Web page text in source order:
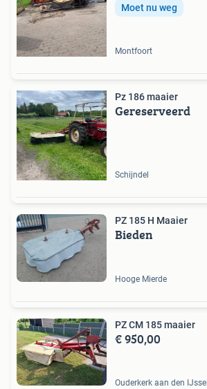
Moet nu weg
Montfoort
Pz 186 maaier
Gereserveerd
Schijndel
PZ 185 H Maaier
Bieden
Hooge Mierde
PZ CM 185 maaier
€ 950,00
Ouderkerk aan den IJssel